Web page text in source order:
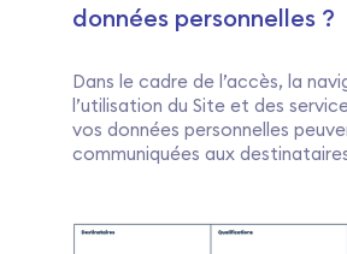
données personnelles ?
Dans le cadre de l’accès, la
l’utilisation du Site et des
vos données personnelles
communiquées aux